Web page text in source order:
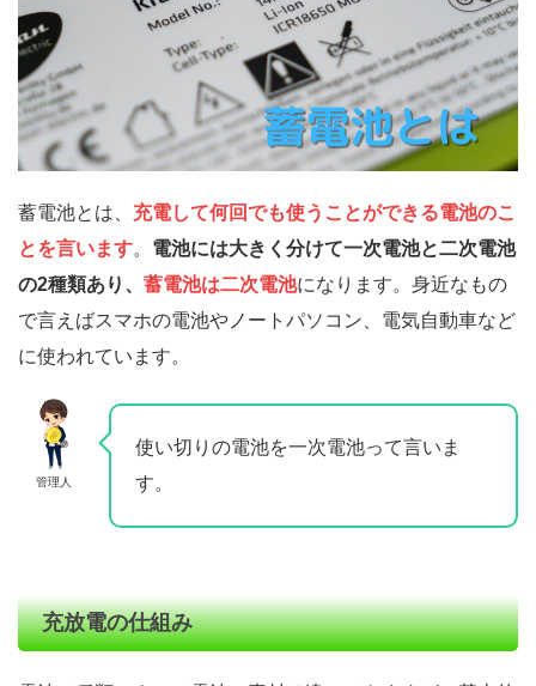
蓄電池とは、 充電して何回でも使うことができる電池のこ
とを言います。 電池には大きく分けて一次電池と二次電池
の2種類あり、 蓄電池は二次電池になります。身近なもの
で言えばスマホの電池やノートパソコン、電気自動車など
に使われています。
管理人
使い切りの電池を一次電池って言いま
す。
充放電の仕組み